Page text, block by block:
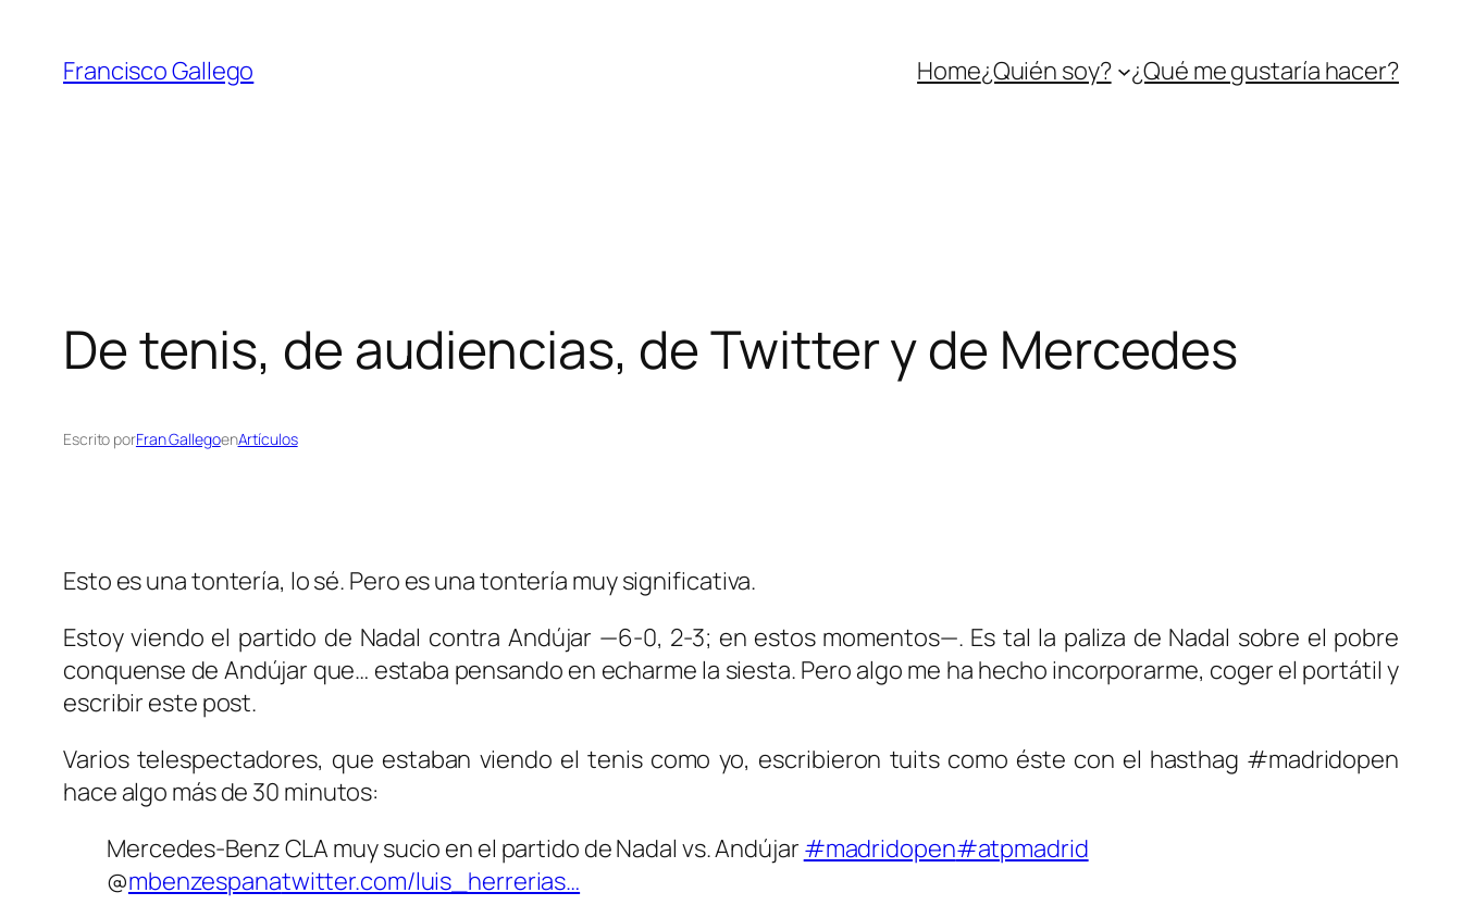
contenido
Francisco Gallego Home¿Quién soy? ¿Qué me gustaría hacer?
De tenis, de audiencias, de Twitter y de Mercedes
Escrito porFran GallegoenArtículos
Esto es una tontería, lo sé. Pero es una tontería muy significativa.
Estoy viendo el partido de Nadal contra Andújar —6-0, 2-3; en estos momentos—. Es tal la paliza de Nadal sobre el pobre
conquense de Andújar que… estaba pensando en echarme la siesta. Pero algo me ha hecho incorporarme, coger el portátil y
escribir este post.
Varios telespectadores, que estaban viendo el tenis como yo, escribieron tuits como éste con el hasthag #madridopen
hace algo más de 30 minutos:
Mercedes-Benz CLA muy sucio en el partido de Nadal vs. Andújar #madridopen#atpmadrid
@mbenzespanatwitter.com/luis_herrerias…